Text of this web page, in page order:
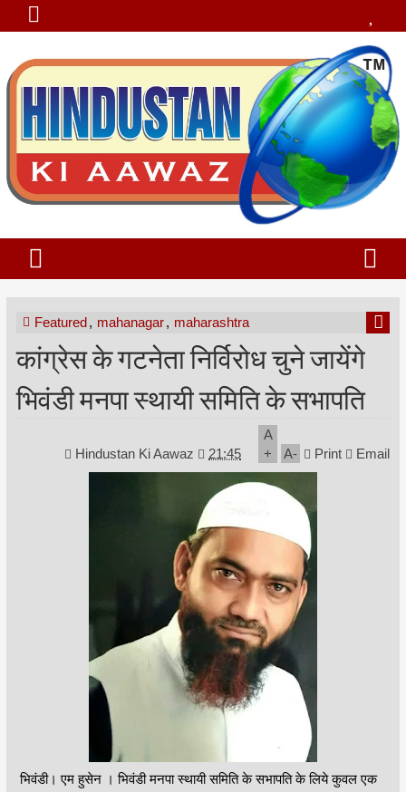
Featured, mahanagar, maharashtra
कांग्रेस के गटनेता निर्विरोध चुने जायेंगे
भिवंडी मनपा स्थायी समिति के सभापति
Hindustan Ki Aawaz 21:45
A
+
A- Print Email
भिवंडी। एम हुसेन । भिवंडी मनपा स्थायी समिति के सभापति के लिये कुवल एक